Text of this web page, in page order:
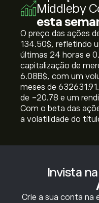
Invista
Crie a sua conta na
Middleby
esta
O preço das ações
134.50‎$‎, refletindo
últimas 24 horas e
capitalização de
6.08B‎$‎, com um
meses de
de -20.78 e um
Com o beta das
a volatilidade do